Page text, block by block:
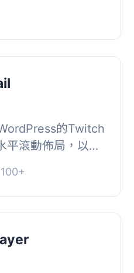
非常有用。
的Twitch
平滾動佈局，以在
外掛,
幫助...